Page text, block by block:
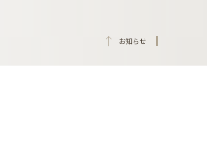
お知らせ